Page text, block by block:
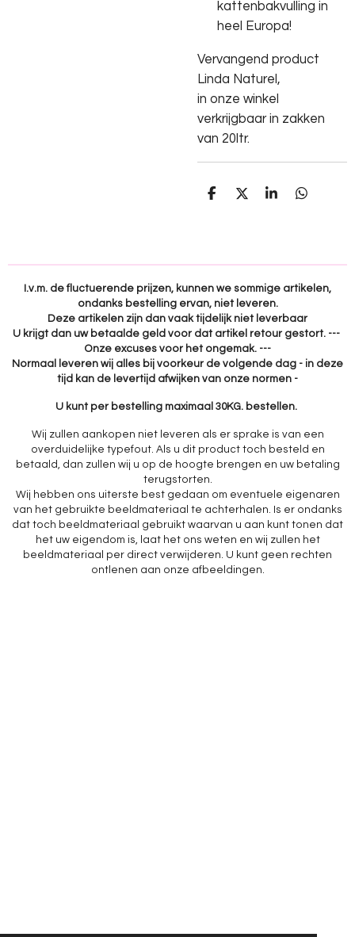
kattenbakvulling in
heel Europa!
Vervangend product
Linda Naturel,
in onze winkel
verkrijgbaar in zakken
van 20ltr.
D
D
S
D
I.v.m. de fluctuerende prijzen, kunnen we sommige artikelen,
ondanks bestelling ervan, niet leveren.
Deze artikelen zijn dan vaak tijdelijk niet leverbaar
U krijgt dan uw betaalde geld voor dat artikel retour gestort. ---
Onze excuses voor het ongemak. ---
Normaal leveren wij alles bij voorkeur de volgende dag - in deze
tijd kan de levertijd afwijken van onze normen -
U kunt per bestelling maximaal 30KG. bestellen.
Wij zullen aankopen niet leveren als er sprake is van een
overduidelijke typefout. Als u dit product toch besteld en
betaald, dan zullen wij u op de hoogte brengen en uw betaling
terugstorten.
Wij hebben ons uiterste best gedaan om eventuele eigenaren
van het gebruikte beeldmateriaal te achterhalen. Is er ondanks
dat toch beeldmateriaal gebruikt waarvan u aan kunt tonen dat
het uw eigendom is, laat het ons weten en wij zullen het
beeldmateriaal per direct verwijderen. U kunt geen rechten
ontlenen aan onze afbeeldingen.